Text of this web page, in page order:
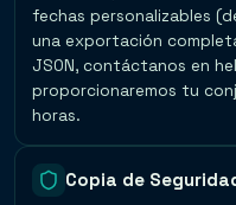
fechas personalizables
una exportación
JSON, contáctanos en
proporcionaremos tu
horas.
Copia de